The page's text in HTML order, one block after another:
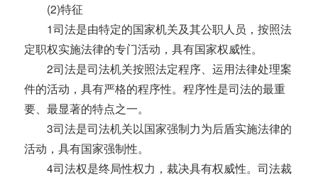
(2)特征
1司法是由特定的国家机关及其公职人员，按照法
定职权实施法律的专门活动，具有国家权威性。
2司法是司法机关按照法定程序、运用法律处理案
件的活动，具有严格的程序性。程序性是司法的最重
要、最显著的特点之一。
3司法是司法机关以国家强制力为后盾实施法律的
活动，具有国家强制性。
4司法权是终局性权力，裁决具有权威性。司法裁